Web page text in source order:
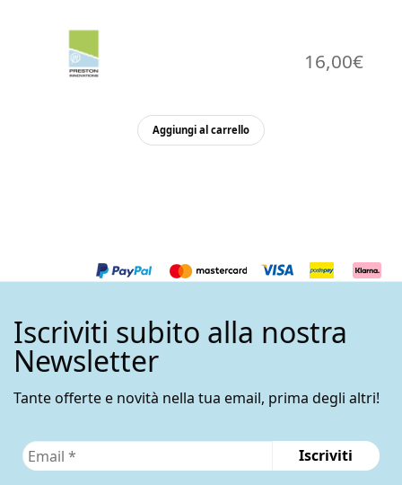
16,00€
Aggiungi al carrello
Iscriviti subito alla nostra
Newsletter
Tante offerte e novità nella tua email, prima degli altri!